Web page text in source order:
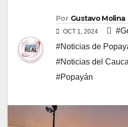
Por Gustavo Molina
OCT 1, 2024
#Noticias de
#Noticias del
#Popayán